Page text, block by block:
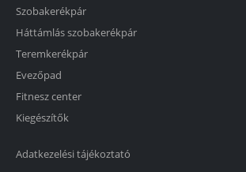
Szobakerékpár
Háttámlás szobakerékpár
Teremkerékpár
Evezőpad
Fitnesz center
Kiegészítők
Adatkezelési tájékoztató